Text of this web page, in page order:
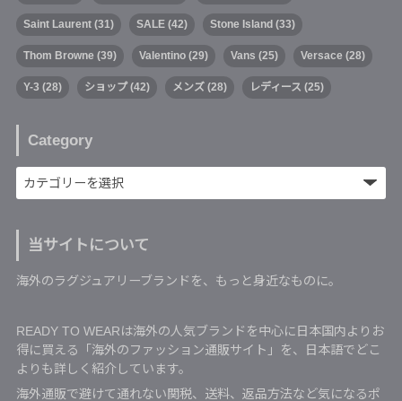
Saint Laurent(31) SALE(42) Stone Island(33)
Thom Browne (39) Valentino(29) Vans (25) Versace (28)
Y-3 (28) ショップ(42) メンズ(28) レディース (25)
Category
当サイトについて
海外のラグジュアリーブランドを、もっと身近なものに。
READY TO WEARは海外の人気ブランドを中心に日本国内よりお
得に買える「海外のファッション通販サイト」を、日本語でどこ
よりも詳しく紹介しています。
海外通販で避けて通れない関税、送料、返品方法など気になるポ